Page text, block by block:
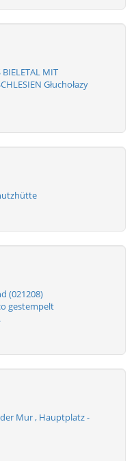
BIELETAL MIT
Głuchołazy
(021208)
gestempelt
Mur , Hauptplatz -